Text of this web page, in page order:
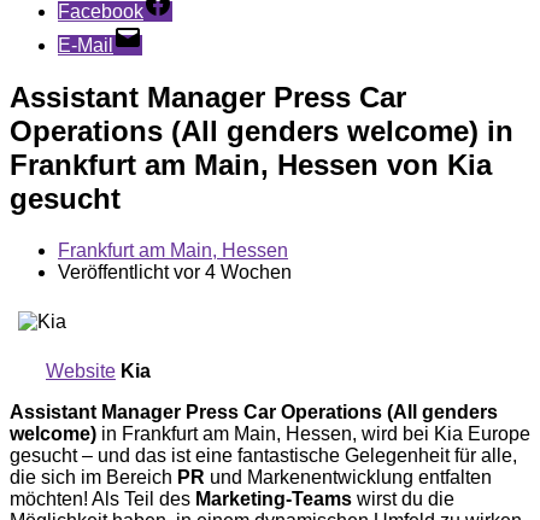
Facebook
E-Mail
Assistant Manager Press Car
Operations (All genders welcome) in
Frankfurt am Main, Hessen von Kia
gesucht
Frankfurt am Main, Hessen
Veröffentlicht vor 4 Wochen
Website Kia
Assistant Manager Press Car Operations (All genders
welcome) in Frankfurt am Main, Hessen, wird bei Kia Europe
gesucht – und das ist eine fantastische Gelegenheit für alle,
die sich im Bereich PR und Markenentwicklung entfalten
möchten! Als Teil des Marketing-Teams wirst du die